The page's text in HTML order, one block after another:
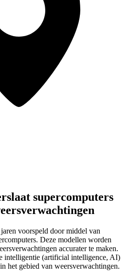
supercomputers
voorspeld door middel van
Deze modellen worden
accurater te maken.
intelligentie (artificial intelligence, AI)
het gebied van weersverwachtingen.